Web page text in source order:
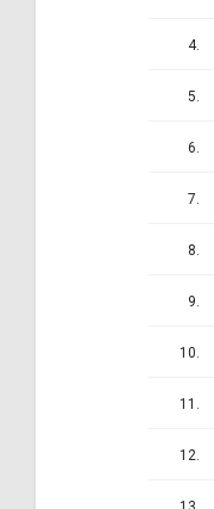
4.
5.
6.
7.
8.
9.
10.
11.
12.